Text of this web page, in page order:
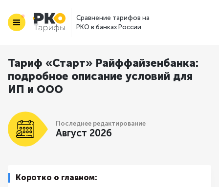
Сравнение тарифов на
РКО в банках России
Тариф «Старт» Райффайзенбанка:
подробное описание условий для
ИП и ООО
Последнее редактирование
Август 2026
Коротко о главном: